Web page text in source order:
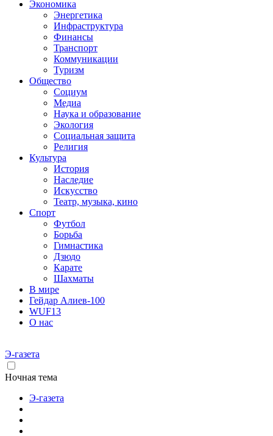
Экономика
Энергетика
Инфраструктура
Финансы
Транспорт
Коммуникации
Туризм
Общество
Социум
Медиа
Наука и образование
Экология
Социальная защита
Религия
Культура
История
Наследие
Искусство
Театр, музыка, кино
Спорт
Футбол
Борьба
Гимнастика
Дзюдо
Карате
Шахматы
В мире
Гейдар Алиев-100
WUF13
О нас
Э-газета
Ночная тема
Э-газета